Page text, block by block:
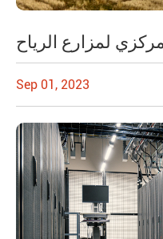
لمزارع الرياح
Sep 01, 2023